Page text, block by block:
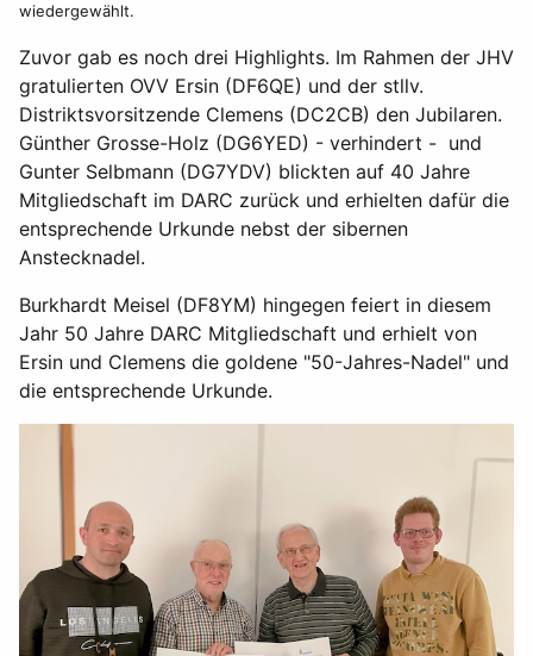
wiedergewählt.
Zuvor gab es noch drei Highlights. Im Rahmen der JHV
gratulierten OVV Ersin (DF6QE) und der stllv.
Distriktsvorsitzende Clemens (DC2CB) den Jubilaren.
Günther Grosse-Holz (DG6YED) - verhindert - und
Gunter Selbmann (DG7YDV) blickten auf 40 Jahre
Mitgliedschaft im DARC zurück und erhielten dafür die
entsprechende Urkunde nebst der sibernen
Anstecknadel.
Burkhardt Meisel (DF8YM) hingegen feiert in diesem
Jahr 50 Jahre DARC Mitgliedschaft und erhielt von
Ersin und Clemens die goldene "50-Jahres-Nadel" und
die entsprechende Urkunde.